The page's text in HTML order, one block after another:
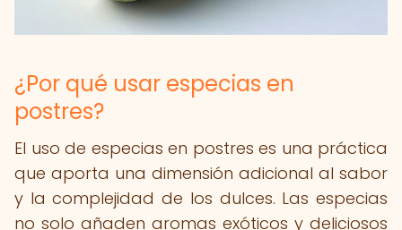
¿Por qué usar especias en
postres?
El uso de especias en postres es una práctica
que aporta una dimensión adicional al sabor
y la complejidad de los dulces. Las especias
no solo añaden aromas exóticos y deliciosos